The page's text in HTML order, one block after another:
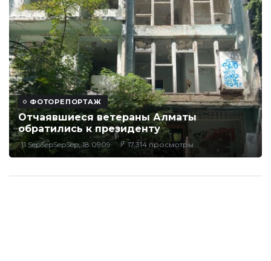
ФОТОРЕПОРТАЖ
Отчаявшиеся ветераны Алматы
обратились к президенту
11 SepSepSepSep, 18:0909 17,314 просмотры